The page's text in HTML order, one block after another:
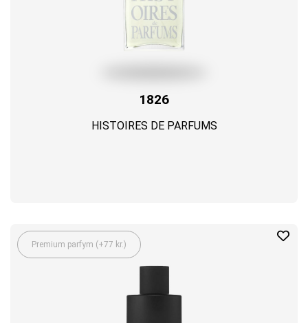
1826
HISTOIRES DE PARFUMS
Premium parfym (+77 kr.)